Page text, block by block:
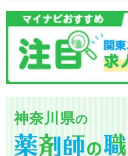
神奈川県の